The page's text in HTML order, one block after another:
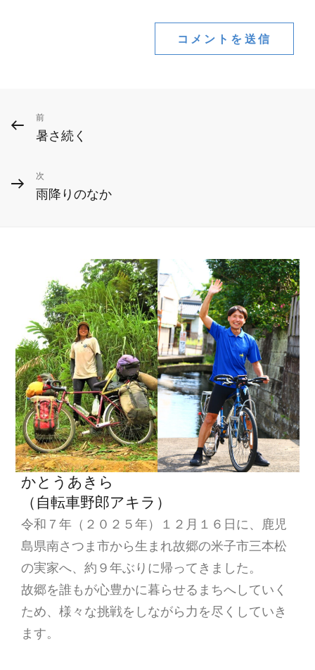
投
ナ
ビ
ン
前
の
稿
前
暑さ続く
次
の
次
雨降りのなか
かとうあきら
（自転車野郎アキラ）
令和７年（２０２５年）１２月１６日に、鹿児
島県南さつま市から生まれ故郷の米子市三本松
の実家へ、約９年ぶりに帰ってきました。
故郷を誰もが心豊かに暮らせるまちへしていく
ため、様々な挑戦をしながら力を尽くしていき
ます。